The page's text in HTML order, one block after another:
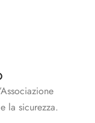
la sicurezza.